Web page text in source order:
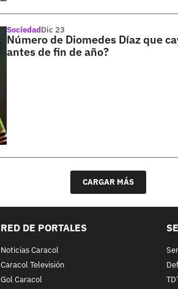
SociedadDic 23
Número de Diomedes Díaz que
antes de fin de año?
CARGAR MÁS
RED DE PORTALES
Noticias Caracol
Caracol Televisión
Gol Caracol